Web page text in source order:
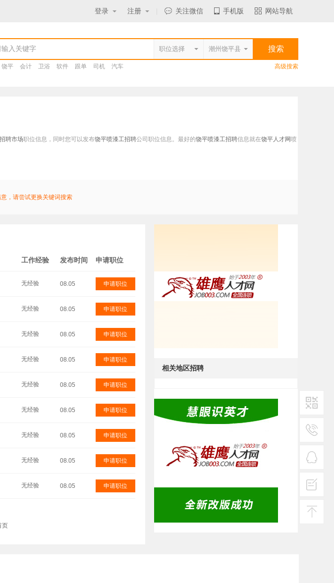
登录 注册 关注微信 手机版 网站导航
饶平 会计 卫浴 软件 跟单 司机 汽车 高级搜索
聘市场职位信息，同时您可以发布饶平喷漆工招聘公司职位信息。最好的饶平喷漆工招聘信息就在饶平人才网喷
，请尝试更换关键词搜索
工作经验 发布时间 申请职位
无经验 08.05 申请职位
无经验 08.05 申请职位
无经验 08.05 申请职位
无经验 08.05 申请职位
无经验 08.05 申请职位
无经验 08.05 申请职位
无经验 08.05 申请职位
无经验 08.05 申请职位
无经验 08.05 申请职位
页
相关地区招聘
二维码1
热线
客服
建议